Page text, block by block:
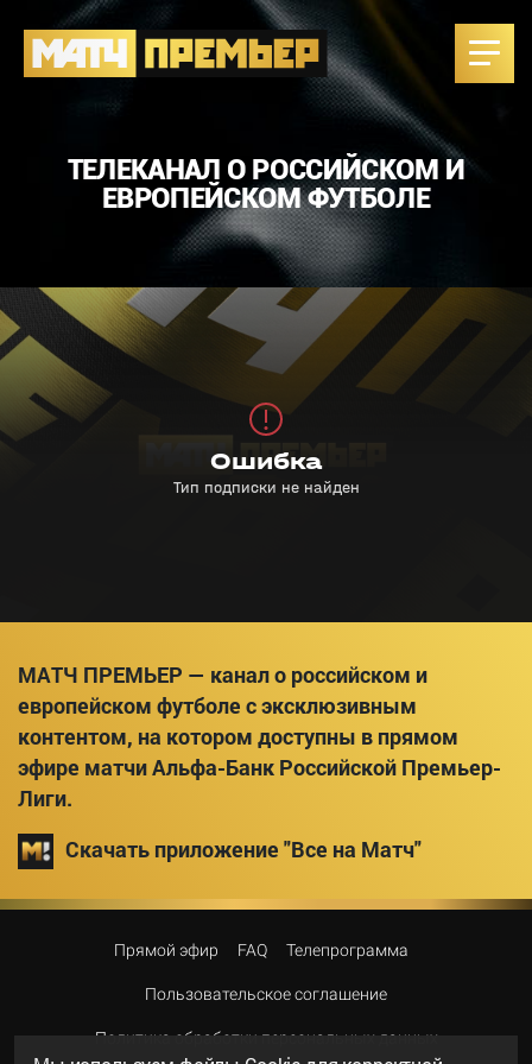
ТЕЛЕКАНАЛ О РОССИЙСКОМ И
ЕВРОПЕЙСКОМ ФУТБОЛЕ
МАТЧ ПРЕМЬЕР — канал о российском и
европейском футболе с эксклюзивным
контентом, на котором доступны в прямом
эфире матчи Альфа-Банк Российской Премьер-
Лиги.
Скачать приложение "Все на Матч"
Прямой эфир FAQ Телепрограмма
Пользовательское соглашение
Политика обработки персональных данных